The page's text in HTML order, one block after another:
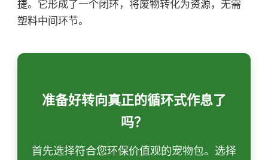
捷。它形成了一个闭环，将废物转化为资源，无需
塑料中间环节。
准备好转向真正的循环式作息了
吗？
首先选择符合您环保价值观的宠物包。选择